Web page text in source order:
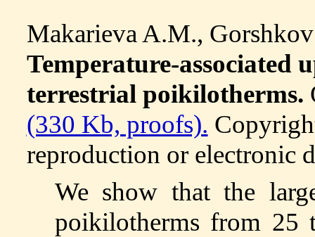
Makarieva A.M.,
Temperature-associated
terrestrial poikilotherms.
(330 Kb, proofs).
reproduction or electronic
We show that the
poikilotherms from 25